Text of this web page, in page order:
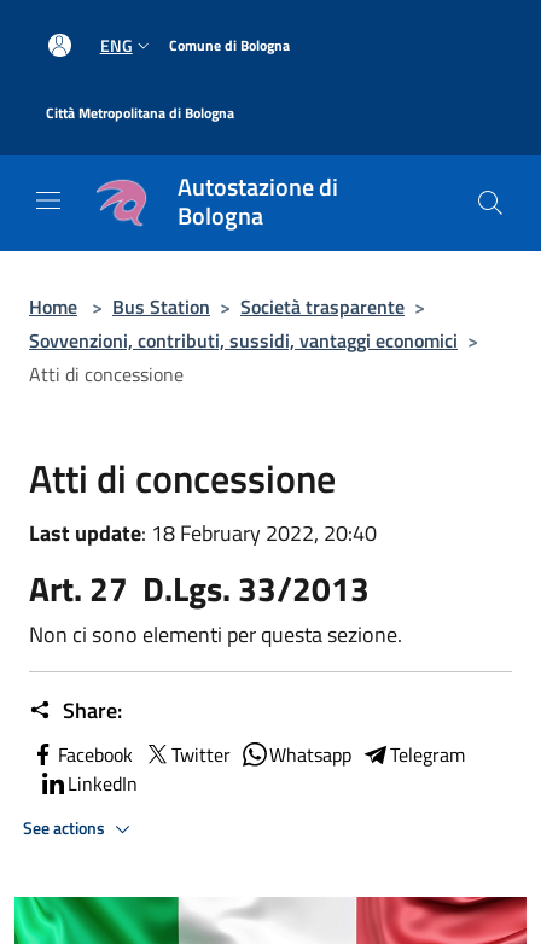
ENG Comune di Bologna
Città Metropolitana di Bologna
Autostazione di
Bologna
Home > Bus Station > Società trasparente >
Sovvenzioni, contributi, sussidi, vantaggi economici >
Atti di concessione
Atti di concessione
Last update: 18 February 2022, 20:40
Art. 27 D.Lgs. 33/2013
Non ci sono elementi per questa sezione.
Share:
Facebook Twitter Whatsapp
Telegram
LinkedIn
See actions